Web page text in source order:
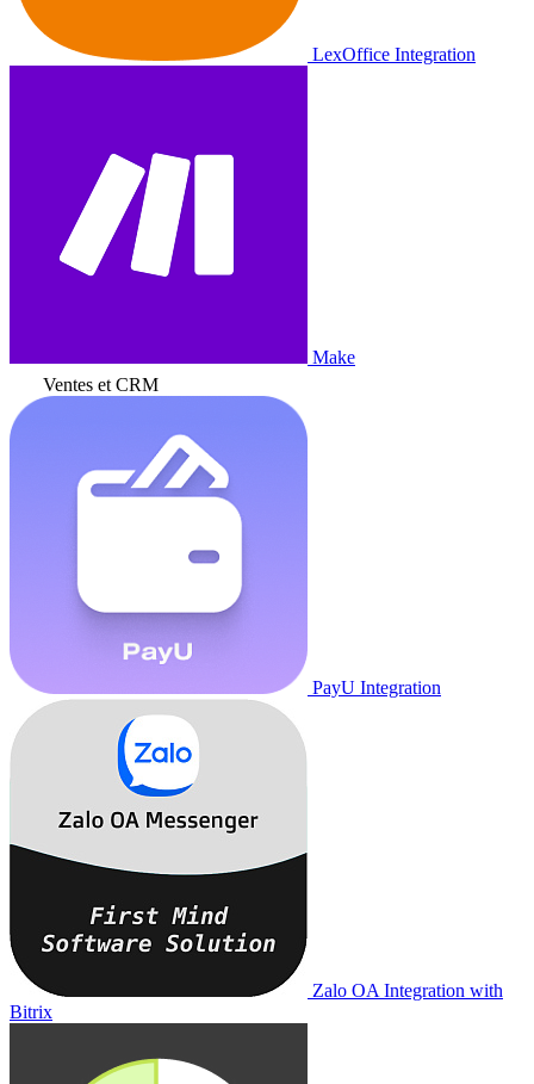
LexOffice Integration
Make
Ventes et CRM
PayU Integration
Zalo OA Integration with
Bitrix